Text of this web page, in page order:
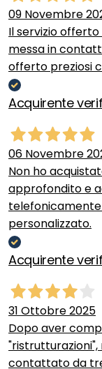
09 Novembre
Il servizio
messa in
offerto preziosi
Acquirente
06 Novembre
Non ho
approfondito e
personalizzato.
Acquirente
31 Ottobre 2025
Dopo aver
contattato da